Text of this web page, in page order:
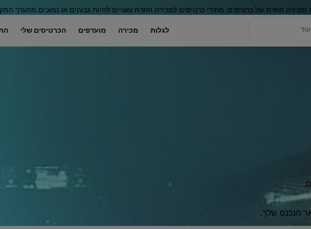
ומכירה חוזרת של כרטיסים. מחירי כרטיסים למכירה חוזרת עשויים להיות גבוהים או נמוכים מהערך
לגלות מכירה מועדפים הכרטיסים שלי
הנכנס שלך.